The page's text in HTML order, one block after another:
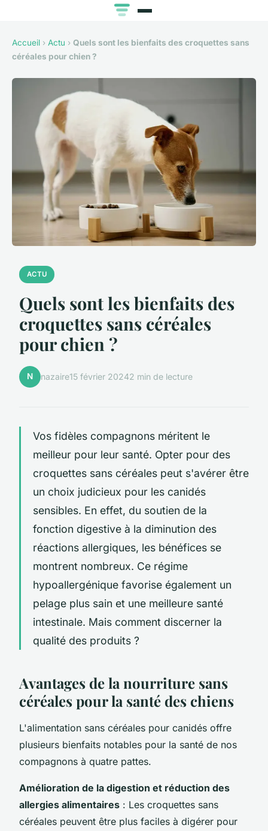
Accueil › Actu › Quels sont les bienfaits des croquettes sans
céréales pour chien ?
ACTU
Quels sont les bienfaits des
croquettes sans céréales
pour chien ?
N nazaire15 février 20242 min de lecture
Vos fidèles compagnons méritent le
meilleur pour leur santé. Opter pour des
croquettes sans céréales peut s'avérer être
un choix judicieux pour les canidés
sensibles. En effet, du soutien de la
fonction digestive à la diminution des
réactions allergiques, les bénéfices se
montrent nombreux. Ce régime
hypoallergénique favorise également un
pelage plus sain et une meilleure santé
intestinale. Mais comment discerner la
qualité des produits ?
Avantages de la nourriture sans
céréales pour la santé des chiens
L'alimentation sans céréales pour canidés offre
plusieurs bienfaits notables pour la santé de nos
compagnons à quatre pattes.
Amélioration de la digestion et réduction des
allergies alimentaires : Les croquettes sans
céréales peuvent être plus faciles à digérer pour